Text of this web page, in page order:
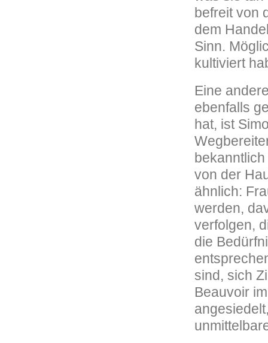
befreit von
dem
Sinn.
kultiviert
Eine
ebenfalls
hat, ist
von der
ähnlich:
werden,
verfolgen,
die
sind, sich
Beauvoir